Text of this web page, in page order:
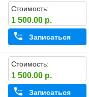
Стоимость:
1 500.00 р.
Записаться
Стоимость:
1 500.00 р.
Записаться